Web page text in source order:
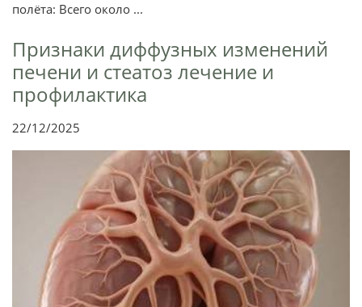
полёта: Всего около ...
Признаки диффузных изменений
печени и стеатоз лечение и
профилактика
22/12/2025